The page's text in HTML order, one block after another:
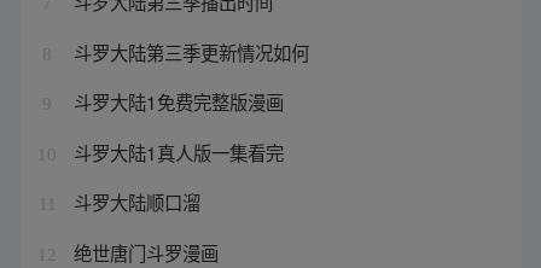
8 斗罗大陆第三季更新情况如何
9 斗罗大陆1免费完整版漫画
10 斗罗大陆1真人版一集看完
斗罗大陆顺口溜
12 绝世唐门斗罗漫画